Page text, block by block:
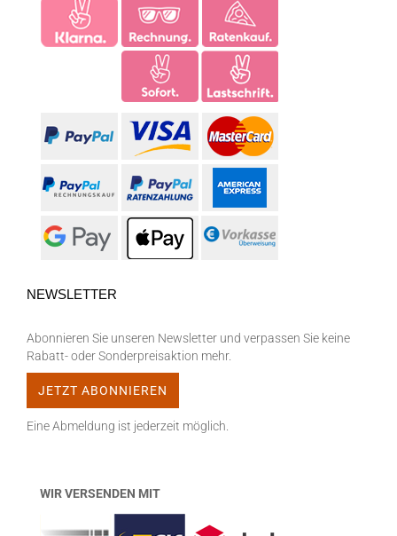
NEWSLETTER
Abonnieren Sie unseren Newsletter und verpassen Sie keine
Rabatt- oder Sonderpreisaktion mehr.
Eine Abmeldung ist jederzeit möglich.
WIR VERSENDEN MIT